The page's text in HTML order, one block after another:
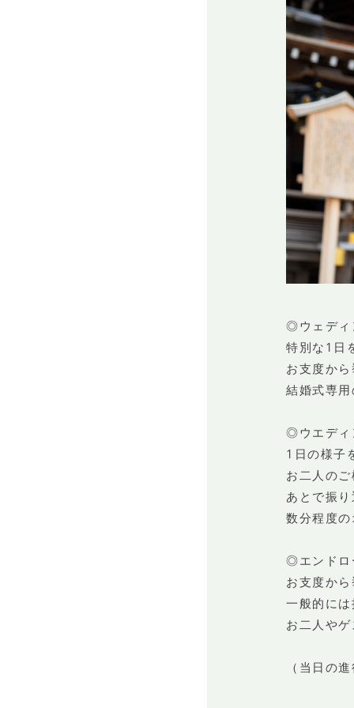
◎ウェディ
特別な1日
お支度か
結婚式専
◎ウエディ
1日の様子
お二人の
あとで振
数分程度
◎エンドロ
お支度か
一般的に
お二人や
（当日の